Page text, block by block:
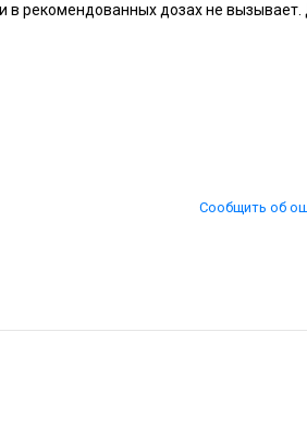
в peкoмeндoвaнныx дoзax нe
Сообщить об